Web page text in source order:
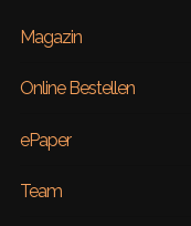
Magazin
Online Bestellen
ePaper
Team